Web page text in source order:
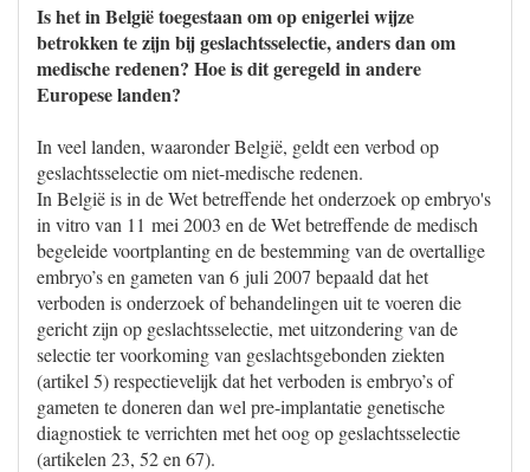
Is het in België toegestaan om op enigerlei wijze
betrokken te zijn bij geslachtsselectie, anders dan om
medische redenen? Hoe is dit geregeld in andere
Europese landen?
In veel landen, waaronder België, geldt een verbod op
geslachtsselectie om niet-medische redenen.
In België is in de Wet betreffende het onderzoek op embryo's
in vitro van 11 mei 2003 en de Wet betreffende de medisch
begeleide voortplanting en de bestemming van de overtallige
embryo’s en gameten van 6 juli 2007 bepaald dat het
verboden is onderzoek of behandelingen uit te voeren die
gericht zijn op geslachtsselectie, met uitzondering van de
selectie ter voorkoming van geslachtsgebonden ziekten
(artikel 5) respectievelijk dat het verboden is embryo’s of
gameten te doneren dan wel pre-implantatie genetische
diagnostiek te verrichten met het oog op geslachtsselectie
(artikelen 23, 52 en 67).